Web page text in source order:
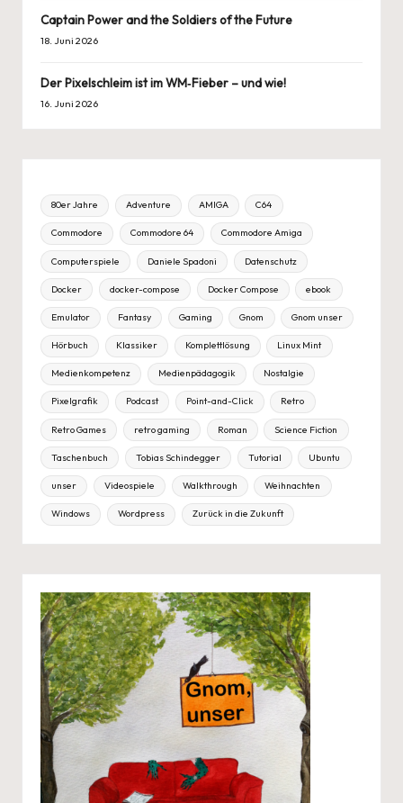
Captain Power and the Soldiers of the Future
18. Juni 2026
Der Pixelschleim ist im WM‑Fieber – und wie!
16. Juni 2026
80er Jahre Adventure AMIGA C64
Commodore Commodore 64 Commodore Amiga
Computerspiele Daniele Spadoni Datenschutz
Docker docker-compose Docker Compose ebook
Emulator Fantasy Gaming Gnom Gnom unser
Hörbuch Klassiker Komplettlösung Linux Mint
Medienkompetenz Medienpädagogik Nostalgie
Pixelgrafik Podcast Point-and-Click Retro
Retro Games retro gaming Roman Science Fiction
Taschenbuch Tobias Schindegger Tutorial Ubuntu
unser Videospiele Walkthrough Weihnachten
Windows Wordpress Zurück in die Zukunft